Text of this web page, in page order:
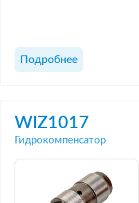
Подробнее
WIZ1017
Гидрокомпенсатор